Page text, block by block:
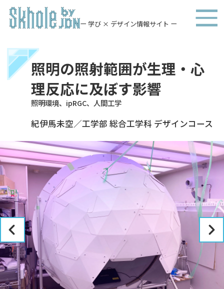
ー 学び × デザイン情報サイト ー
照明の照射範囲が生理・心
理反応に及ぼす影響
照明環境、ipRGC、人間工学
紀伊馬未空／工学部 総合工学科 デザインコース